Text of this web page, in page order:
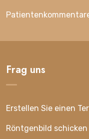
Frag uns
Erstellen Sie einen
Röntgenbild schicken